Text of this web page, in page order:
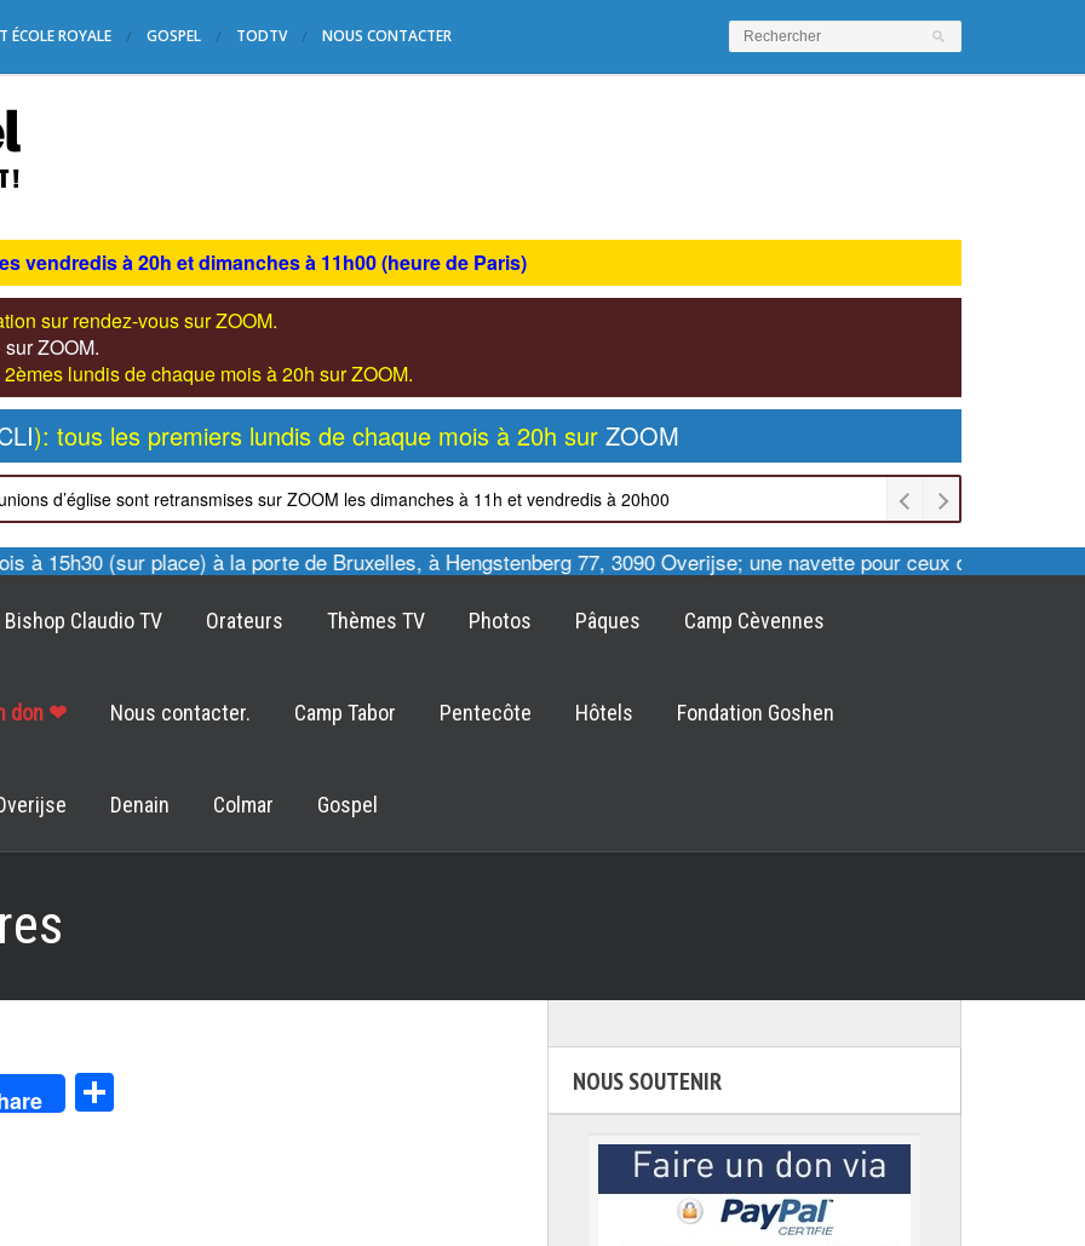
ÉCOLE ROYALE GOSPEL TODTV NOUS CONTACTER
vendredis à 20h et dimanches à 11h00 (heure de Paris)
sur rendez-vous sur ZOOM.
ZOOM.
lundis de chaque mois à 20h sur ZOOM.
): tous les premiers lundis de chaque mois à 20h sur ZOOM
d’église sont retransmises sur ZOOM les dimanches à 11h et vendredis à 20h00
15h30 (sur place) à la porte de Bruxelles, à Hengstenberg 77, 3090 Overijse; une navette pour ceux qui le
Bishop Claudio TV Orateurs Thèmes TV Photos Pâques Camp Cèvennes
don ❤ Nous contacter. Camp Tabor Pentecôte Hôtels Fondation Goshen
Denain Colmar Gospel
NOUS SOUTENIR